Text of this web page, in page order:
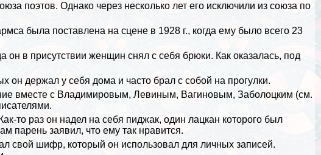
поэтов. Однако через несколько лет его исключили из союза по
была поставлена на сцене в 1928 г., когда ему было всего 23
он в присутствии женщин снял с себя брюки. Как оказалась, под
держал у себя дома и часто брал с собой на прогулки.
вместе с Владимировым, Левиным, Baгиновым,Заболоцким (см.
то раз он надел на себя пиджак, один лацкан которого был
парень заявил, что ему так нравится.
свой шифр, который он использовал для личных записей.